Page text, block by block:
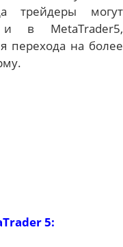
трейдеры могут
и в MetaTrader5,
перехода на более
5: